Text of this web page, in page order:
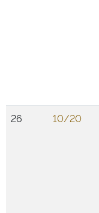
26
10/20